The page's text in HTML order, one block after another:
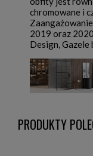
chromowane i
2019 oraz
Design,
PRODUKTY